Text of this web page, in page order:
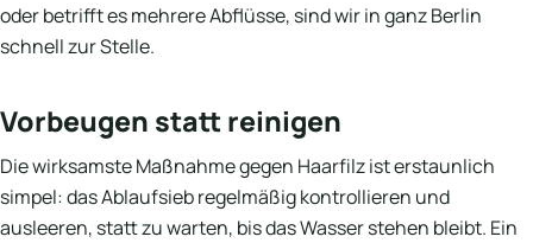
oder betrifft es mehrere Abflüsse, sind wir in ganz Berlin
schnell zur Stelle.
Vorbeugen statt reinigen
Die wirksamste Maßnahme gegen Haarfilz ist erstaunlich
simpel: das Ablaufsieb regelmäßig kontrollieren und
ausleeren, statt zu warten, bis das Wasser stehen bleibt. Ein